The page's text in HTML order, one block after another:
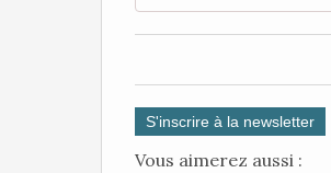
S'inscrire à la newsletter
Vous aimerez aussi :